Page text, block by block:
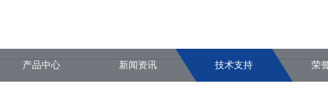
产品中心 新闻资讯 技术支持 荣